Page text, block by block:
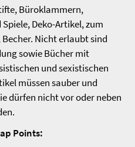
Büroklammern,
Deko-Artikel, zum
Becher. Nicht erlaubt sind
sowie Bücher mit
und sexistischen
müssen sauber und
dürfen nicht vor oder neben
Points: